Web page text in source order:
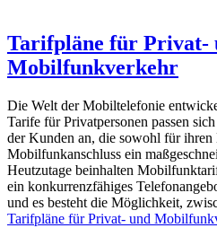
Tarifpläne für Privat-
Mobilfunkverkehr
Die Welt der Mobiltelefonie
Tarife für Privatpersonen passen
der Kunden an, die sowohl für
Mobilfunkanschluss ein
Heutzutage beinhalten
ein konkurrenzfähiges
und es besteht die Möglichkeit,
Tarifpläne für Privat- und